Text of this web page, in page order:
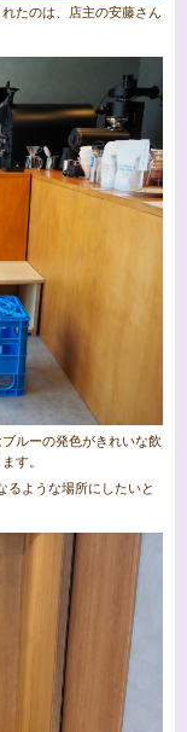
たのは、店主の安藤さん
ルーの発色がきれいな飲
す。
るような場所にしたいと